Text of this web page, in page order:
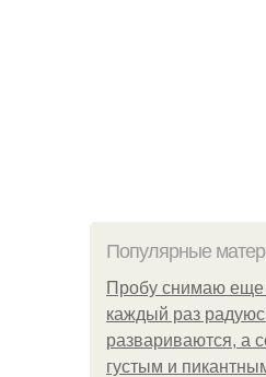
Популярные
Пробу снимаю еще
каждый раз
развариваются, а
густым и